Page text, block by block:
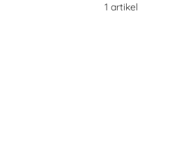
1 artikel